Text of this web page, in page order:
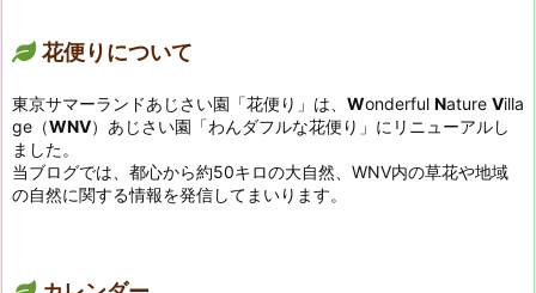
花便りについて
東京サマーランドあじさい園「花便り」は、 Wonderful Nature Villa
ge（WNV）あじさい園「わんダフルな花便り」にリニューアルし
ました。
当ブログでは、都心から約50キロの大自然、WNV内の草花や地域
の自然に関する情報を発信してまいります。